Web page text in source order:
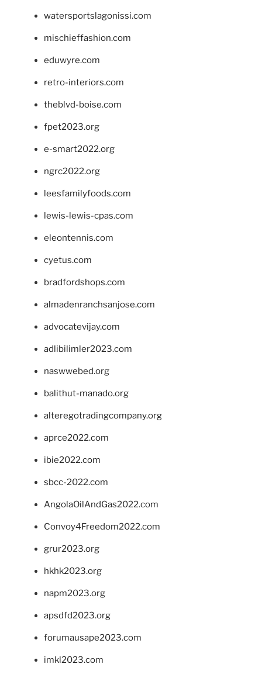
watersportslagonissi.com
mischieffashion.com
eduwyre.com
retro-interiors.com
theblvd-boise.com
fpet2023.org
e-smart2022.org
ngrc2022.org
leesfamilyfoods.com
lewis-lewis-cpas.com
eleontennis.com
cyetus.com
bradfordshops.com
almadenranchsanjose.com
advocatevijay.com
adlibilimler2023.com
naswwebed.org
balithut-manado.org
alteregotradingcompany.org
aprce2022.com
ibie2022.com
sbcc-2022.com
AngolaOilAndGas2022.com
Convoy4Freedom2022.com
grur2023.org
hkhk2023.org
napm2023.org
apsdfd2023.org
forumausape2023.com
imkl2023.com